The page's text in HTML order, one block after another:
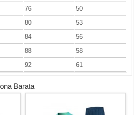
76
50
80
53
84
56
88
58
92 61
Barata